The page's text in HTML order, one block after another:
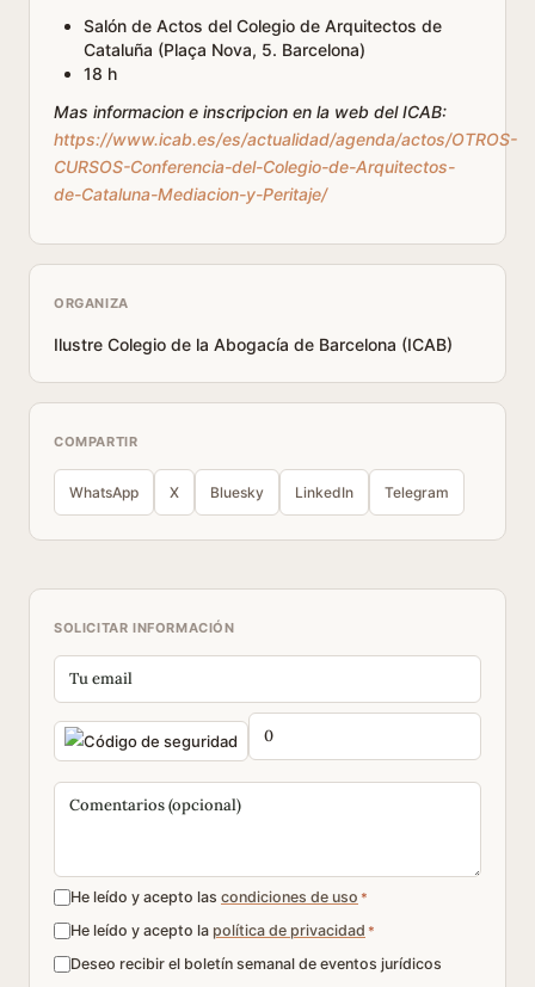
Salón de Actos del Colegio de Arquitectos de
Cataluña (Plaça Nova, 5. Barcelona)
18 h
Mas informacion e inscripcion en la web del ICAB:
https://www.icab.es/es/actualidad/agenda/actos/OTROS-
CURSOS-Conferencia-del-Colegio-de-Arquitectos-
de-Cataluna-Mediacion-y-Peritaje/
ORGANIZA
Ilustre Colegio de la Abogacía de Barcelona (ICAB)
COMPARTIR
WhatsApp X Bluesky LinkedIn Telegram
SOLICITAR INFORMACIÓN
He leído y acepto las condiciones de uso *
He leído y acepto la política de privacidad *
Deseo recibir el boletín semanal de eventos jurídicos